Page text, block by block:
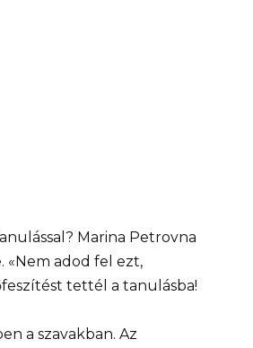
Marina Petrovna
«Nem adod fel ezt,
tettél a tanulásba!
a szavakban. Az